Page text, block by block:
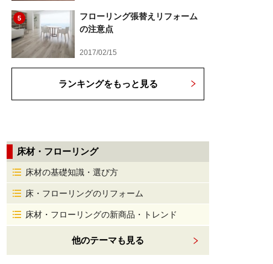
5
フローリング張替えリフォーム
の注意点
2017/02/15
ランキングをもっと見る
床材・フローリング
床材の基礎知識・選び方
床・フローリングのリフォーム
床材・フローリングの新商品・トレンド
他のテーマも見る